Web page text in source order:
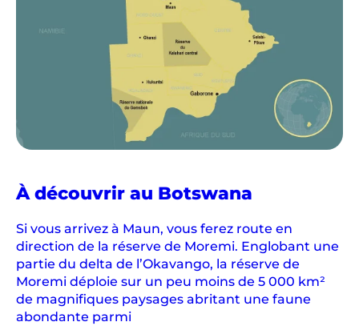
À découvrir au Botswana
Si vous arrivez à Maun, vous ferez route en
direction de la réserve de Moremi. Englobant une
partie du delta de l’Okavango, la réserve de
Moremi déploie sur un peu moins de 5 000 km²
de magnifiques paysages abritant une faune
abondante parmi